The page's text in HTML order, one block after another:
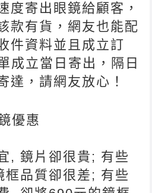
度寄出眼鏡給顧客，
款有貨，網友也能配
件資料並且成立訂
成立當日寄出，隔日
達，請網友放心！
優惠
, 鏡片卻很貴; 有些
框品質卻很差; 有些